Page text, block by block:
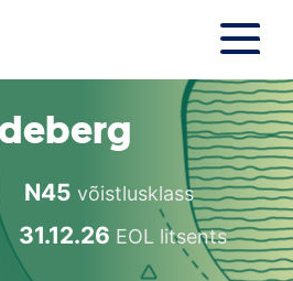
100!
N45 võistlusklass
31.12.26 EOL litsents